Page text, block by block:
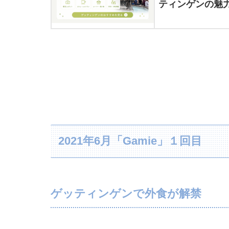
ティンゲンの魅
2021年6月「Gamie」１回目
ゲッティンゲンで外食が解禁